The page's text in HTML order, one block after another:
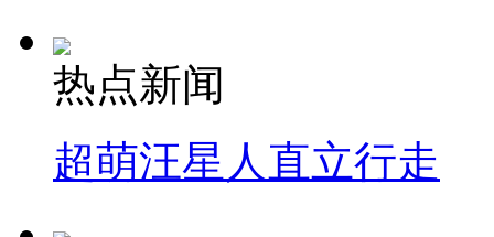
热点新闻
超萌汪星人直立行走